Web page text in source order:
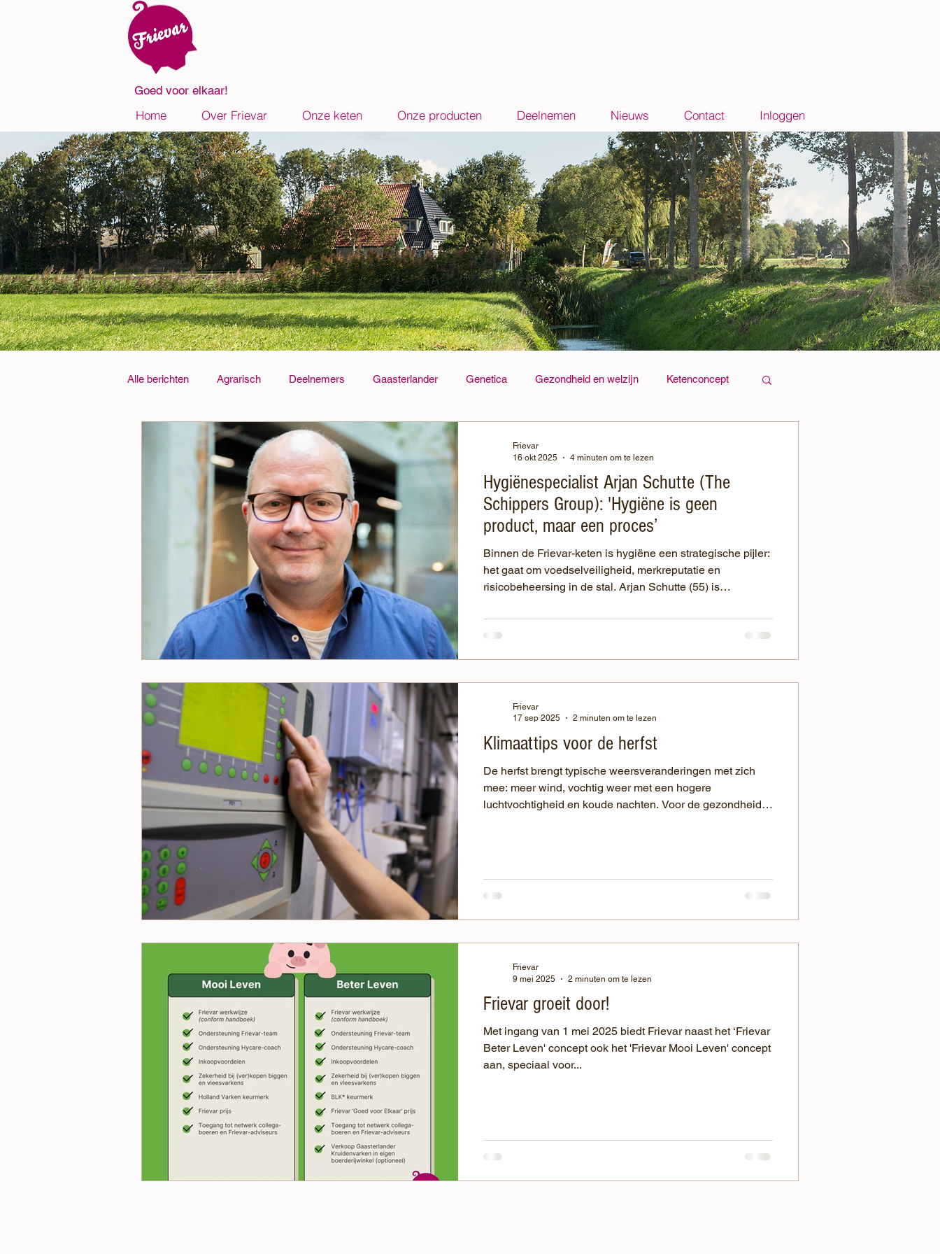
Goed voor elkaar!
Alle berichten Agrarisch Deelnemers Gaasterlander Genetica Gezondheid en welzijn Ketenconcept
Partners Vervoer Archief
Hygiënespecialist Arjan Schutte (The
Schippers Group): 'Hygiëne is geen
product, maar een proces’
Binnen de Frievar-keten is hygiëne een strategische pijler:
het gaat om voedselveiligheid, merkreputatie en
risicobeheersing in de stal. Arjan Schutte (55) is
Group en is vaste adviseur voor Frievar-deelnemers.
Frievar
16 okt 2025
4 minuten om te lezen
Klimaattips voor de herfst
De herfst brengt typische weersveranderingen met zich
mee: meer wind, vochtig weer met een hogere
luchtvochtigheid en koude nachten. Voor de gezondheid
Frievar
17 sep 2025
2 minuten om te lezen
Frievar groeit door!
Met ingang van 1 mei 2025 biedt Frievar naast het ‘Frievar
Beter Leven' concept ook het 'Frievar Mooi Leven' concept
aan, speciaal voor...
Frievar
9 mei 2025
2 minuten om te lezen
Home Over Frievar Onze keten Onze producten Deelnemen Nieuws Contact Inloggen